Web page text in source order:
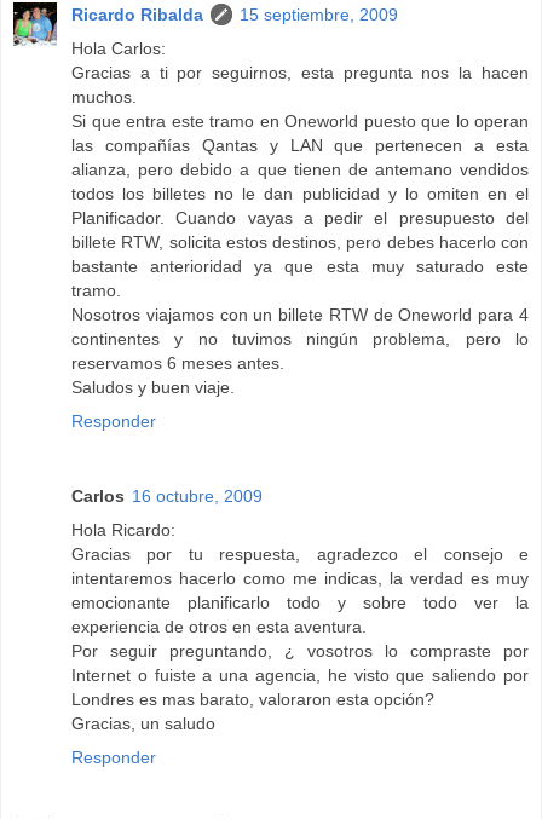
Ricardo Ribalda
15 septiembre, 2009
Hola Carlos:
Gracias a ti por seguirnos, esta pregunta nos la hacen
muchos.
Si que entra este tramo en Oneworld puesto que lo operan
las compañías Qantas y LAN que pertenecen a esta
alianza, pero debido a que tienen de antemano vendidos
todos los billetes no le dan publicidad y lo omiten en el
Planificador. Cuando vayas a pedir el presupuesto del
billete RTW, solicita estos destinos, pero debes hacerlo con
bastante anterioridad ya que esta muy saturado este
tramo.
Nosotros viajamos con un billete RTW de Oneworld para 4
continentes y no tuvimos ningún problema, pero lo
reservamos 6 meses antes.
Saludos y buen viaje.
Responder
Carlos 16 octubre, 2009
Hola Ricardo:
Gracias por tu respuesta, agradezco el consejo e
intentaremos hacerlo como me indicas, la verdad es muy
emocionante planificarlo todo y sobre todo ver la
experiencia de otros en esta aventura.
Por seguir preguntando, ¿ vosotros lo compraste por
Internet o fuiste a una agencia, he visto que saliendo por
Londres es mas barato, valoraron esta opción?
Gracias, un saludo
Responder